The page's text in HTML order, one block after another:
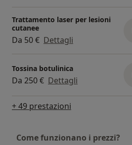
Trattamento laser per lesioni
cutanee
Da 50 € Dettagli
Tossina botulinica
Da 250 € Dettagli
+ 49 prestazioni
Come funzionano i prezzi?